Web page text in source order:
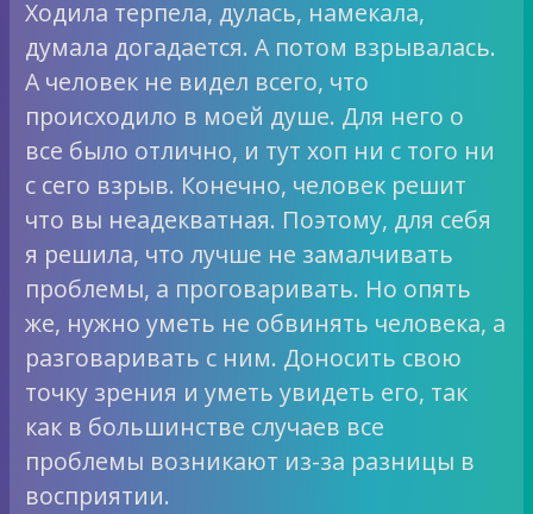
Ходила терпела, дулась, намекала,
думала догадается. А потом взрывалась.
А человек не видел всего, что
происходило в моей душе. Для него о
все было отлично, и тут хоп ни с того ни
с сего взрыв. Конечно, человек решит
что вы неадекватная. Поэтому, для себя
я решила, что лучше не замалчивать
проблемы, а проговаривать. Но опять
же, нужно уметь не обвинять человека, а
разговаривать с ним. Доносить свою
точку зрения и уметь увидеть его, так
как в большинстве случаев все
проблемы возникают из-за разницы в
восприятии.